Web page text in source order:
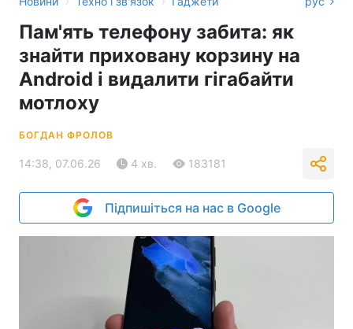
Пам'ять телефону забита: як
знайти приховану корзину на
Android і видалити гігабайти
мотлоху
БОГДАН ФРОЛОВ
14:38, 07.06.26 4 хв. 183181
Підпишіться на нас в Google